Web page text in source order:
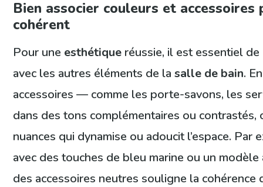
Bien associer couleurs et accessoires
cohérent
Pour une esthétique réussie, il est essentiel
avec les autres éléments de lasalle de bain.
accessoires — comme les porte-savons, les
dans des tons complémentaires ou contrastés,
nuances qui dynamise ou adoucit l’espace. Par
avec des touches de bleu marine ou un
des accessoires neutres souligne la cohérence